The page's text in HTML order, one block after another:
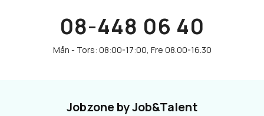
08-448 06 40
Jobzone by Job&Talent